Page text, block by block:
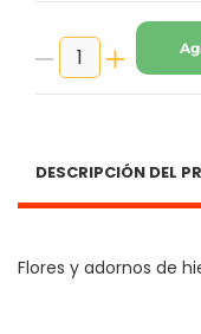
DESCRIPCIÓN DEL
Flores y adornos de